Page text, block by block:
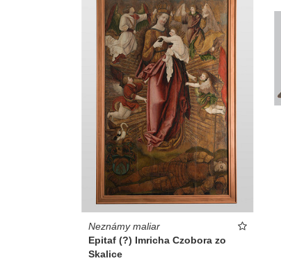
Neznámy maliar
Epitaf (?) Imricha Czobora zo
Skalice